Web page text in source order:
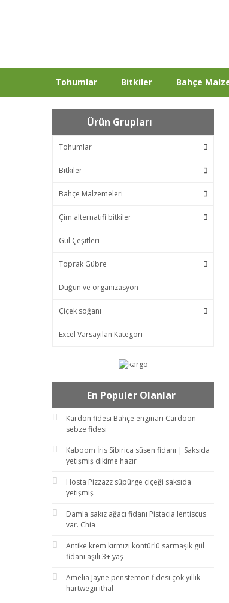
Tohumlar Bitkiler Bahçe
Ürün Grupları
Tohumlar
Bitkiler
Bahçe Malzemeleri
Çim alternatifi bitkiler
Gül Çeşitleri
Toprak Gübre
Düğün ve organizasyon
Çiçek soğanı
Excel Varsayılan Kategori
En Populer Olanlar
Kardon fidesi Bahçe enginarı Cardoon
sebze fidesi
Kaboom İris Sibirica süsen fidanı | Saksıda
yetişmiş dikime hazır
Hosta Pizzazz süpürge çiçeği saksıda
yetişmiş
Damla sakız ağacı fidanı Pistacia lentiscus
var. Chia
Antike krem kırmızı kontürlü sarmaşık gül
fidanı aşılı 3+ yaş
Amelia Jayne penstemon fidesi çok yıllık
hartwegii ithal